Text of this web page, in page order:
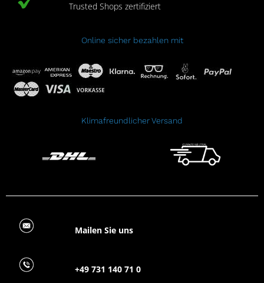
Trusted Shops zertifiziert
Online sicher bezahlen mit
Klimafreundlicher Versand
Mailen Sie uns
+49 731 140 71 0